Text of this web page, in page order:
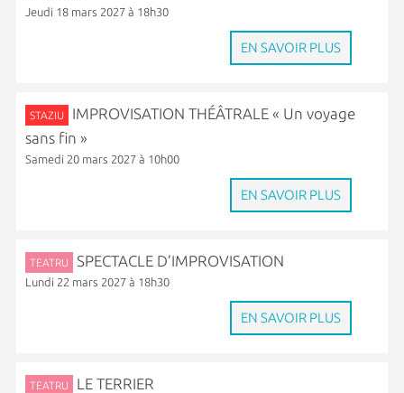
Jeudi 18 mars 2027 à 18h30
EN SAVOIR PLUS
STAZIU
IMPROVISATION THÉÂTRALE « Un voyage
sans fin »
Samedi 20 mars 2027 à 10h00
EN SAVOIR PLUS
TEATRU SPECTACLE D’IMPROVISATION
Lundi 22 mars 2027 à 18h30
EN SAVOIR PLUS
TEATRU LE TERRIER